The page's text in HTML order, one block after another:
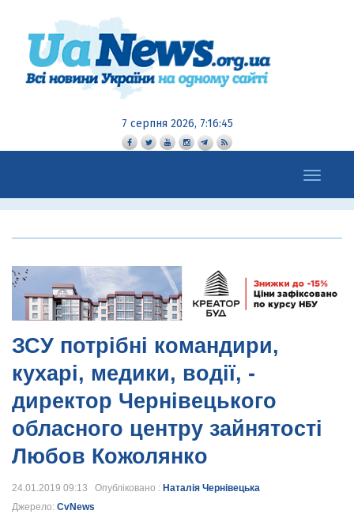
7 серпня 2026, 7:16:46
Toggle
navigation
ЗСУ потрібні командири,
кухарі, медики, водії, -
директор Чернівецького
обласного центру зайнятості
Любов Кожолянко
24.01.2019 09:13 Опубліковано : Наталія Чернівецька
Джерело: CvNews